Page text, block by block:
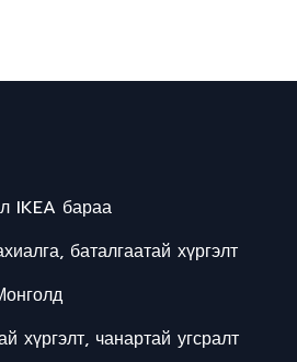
IKEA бараа
баталгаатай хүргэлт
хүргэлт, чанартай угсралт